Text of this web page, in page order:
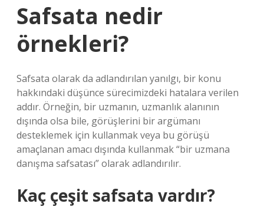
Safsata nedir
örnekleri?
Safsata olarak da adlandırılan yanılgı, bir konu
hakkındaki düşünce sürecimizdeki hatalara verilen
addır. Örneğin, bir uzmanın, uzmanlık alanının
dışında olsa bile, görüşlerini bir argümanı
desteklemek için kullanmak veya bu görüşü
amaçlanan amacı dışında kullanmak “bir uzmana
danışma safsatası” olarak adlandırılır.
Kaç çeşit safsata vardır?